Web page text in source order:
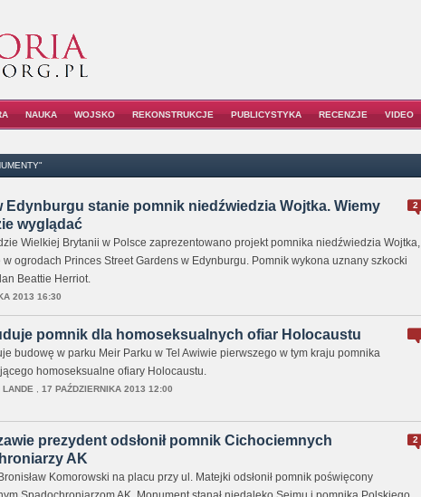
NAUKA WOJSKO REKONSTRUKCJE PUBLICYSTYKA RECENZJE VIDEO
2
Edynburgu stanie pomnik niedźwiedzia Wojtka. Wiemy
wyglądać
Wielkiej Brytanii w Polsce zaprezentowano projekt pomnika niedźwiedzia Wojtka,
w ogrodach Princes Street Gardens w Edynburgu. Pomnik wykona uznany szkocki
Beattie Herriot.
2013 16:30
pomnik dla homoseksualnych ofiar Holocaustu
budowę w parku Meir Parku w Tel Awiwie pierwszego w tym kraju pomnika
homoseksualne ofiary Holocaustu.
LANDE 17 PAŹDZIERNIKA 2013 12:00
2
prezydent odsłonił pomnik Cichociemnych
AK
Komorowski na placu przy ul. Matejki odsłonił pomnik poświęcony